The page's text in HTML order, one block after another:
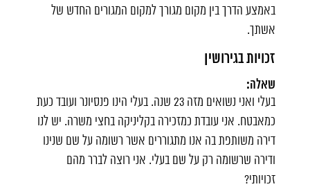
באמצע הדרך בין מקום מגורך למקום המגורים החדש של
אשתך.
זכויות בגירושין
שאלה:
בעלי ואני נשואים מזה 23 שנה. בעלי הינו פנסיונר ועובד כעת
כמאבטח. אני עובדת כמזכירה בקליניקה בחצי משרה. יש לנו
דירה משותפת בה אנו מתגוררים אשר רשומה על שם שנינו
ודירה שרשומה רק על שם בעלי. אני רוצה לברר מהם
זכויותי?